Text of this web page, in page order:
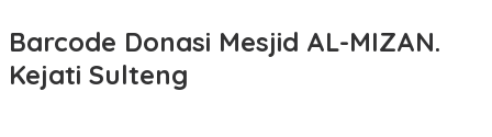
Barcode Donasi Mesjid AL-MIZAN.
Kejati Sulteng